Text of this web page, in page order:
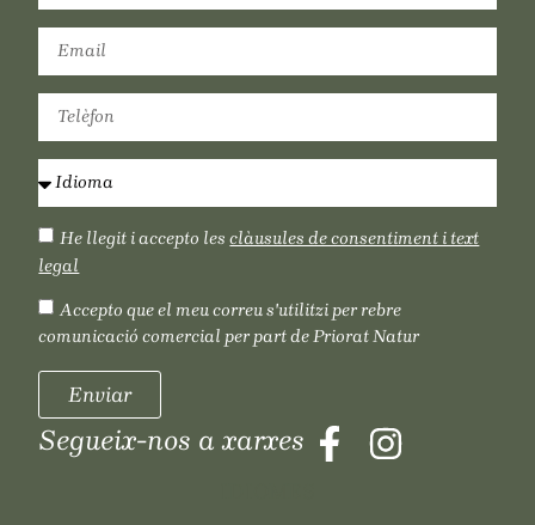
He llegit i accepto lesclàusules de consentiment i text
legal
Accepto que el meu correu s'utilitzi per rebre
comunicació comercial per part de Priorat Natur
Enviar
Segueix-nos a xarxes